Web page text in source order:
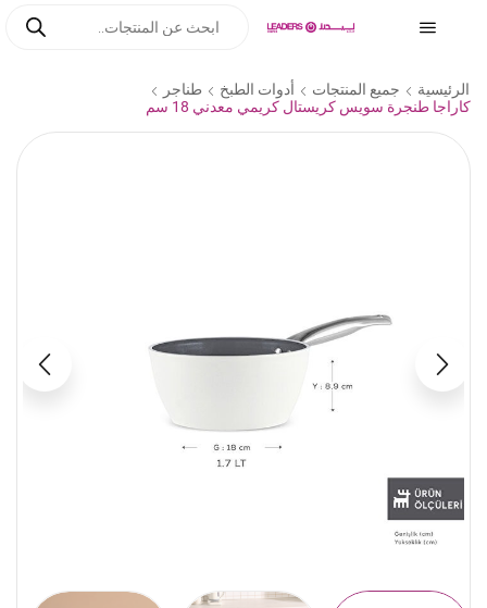
الرئيسية جميع المنتجات أدوات الطبخ
طناجر
كاراجا طنجرة سويس كريستال كريمي معدني 18 سم